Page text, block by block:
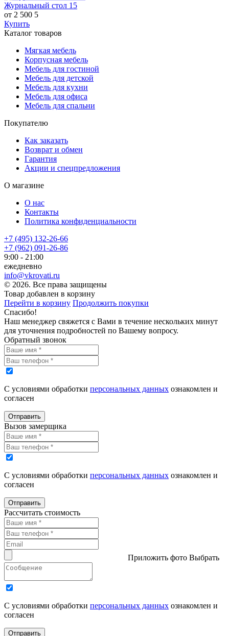
Журнальный стол 15
от 2 500 5
Купить
Каталог товаров
Мягкая мебель
Корпусная мебель
Мебель для гостиной
Мебель для детской
Мебель для кухни
Мебель для офиса
Мебель для спальни
Покупателю
Как заказать
Возврат и обмен
Гарантия
Акции и спецпредложения
О магазине
О нас
Контакты
Политика конфиденциальности
+7 (495) 132-26-66
+7 (962) 091-26-86
9:00 - 21:00
ежедневно
info@vkrovati.ru
© 2026. Все права защищены
Товар добавлен в корзину
Перейти в корзину Продолжить покупки
Спасибо!
Наш менеджер свяжется с Вами в течение нескольких минут
для уточнения подробностей по Вашему вопросу.
Обратный звонок
С условиями обработки персональных данных ознакомлен и
согласен
Отправить
Вызов замерщика
С условиями обработки персональных данных ознакомлен и
согласен
Отправить
Рассчитать стоимость
Приложить фото Выбрать
С условиями обработки персональных данных ознакомлен и
согласен
Отправить